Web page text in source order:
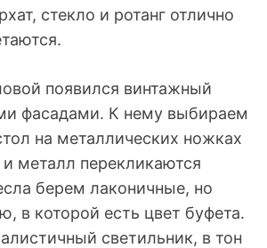
стекло и ротанг отлично
появился винтажный
фасадами. К нему выбираем
на металлических ножках
и металл перекликаются
берем лаконичные, но
в которой есть цвет буфета.
светильник, в тон